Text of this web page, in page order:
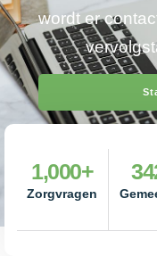
wordt er
Zorgvragen
1,000+